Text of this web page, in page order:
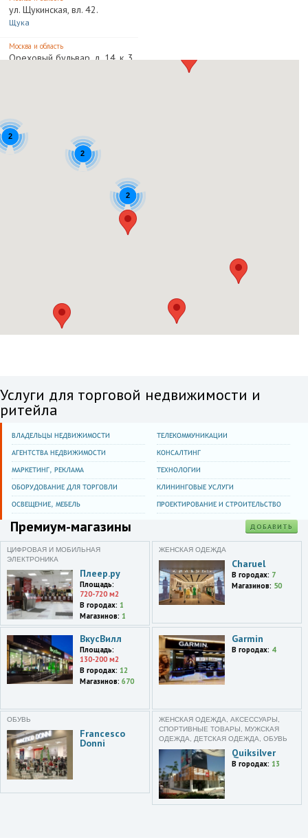
ул. Щукинская, вл. 42.
Щука
Москва и область
Ореховый бульвар, д. 14, к. 3.
МКАД
XL-3
Москва и область
Красногорск,Международная
14 км МКАД по внешней
Мега Белая Дача
Мега Химки
Сочи,микрорайон
Адлер,Демократическая
улица,52,ТЦ Новый век
82 rue d'Alésia
75014,Paris
2
2
2
Услуги для торговой недвижимости и
ритейла
ВЛАДЕЛЬЦЫ НЕДВИЖИМОСТИ ТЕЛЕКОММУНИКАЦИИ
АГЕНТСТВА НЕДВИЖИМОСТИ КОНСАЛТИНГ
МАРКЕТИНГ, РЕКЛАМА ТЕХНОЛОГИИ
ОБОРУДОВАНИЕ ДЛЯ ТОРГОВЛИ КЛИНИНГОВЫЕ УСЛУГИ
ОСВЕЩЕНИЕ, МЕБЕЛЬ ПРОЕКТИРОВАНИЕ И СТРОИТЕЛЬСТВО
ДОБАВИТЬ
Премиум-магазины
ЦИФРОВАЯ И МОБИЛЬНАЯ
ЭЛЕКТРОНИКА
Плеер.ру
Площадь:
720-720 м2
В городах: 1
Магазинов: 1
ЖЕНСКАЯ ОДЕЖДА
Charuel
В городах: 7
Магазинов: 50
ВкусВилл
Площадь:
130-200 м2
В городах: 12
Магазинов: 670
Garmin
В городах: 4
ОБУВЬ
Francesco
Donni
ЖЕНСКАЯ ОДЕЖДА, АКСЕССУАРЫ,
СПОРТИВНЫЕ ТОВАРЫ, МУЖСКАЯ
ОДЕЖДА, ДЕТСКАЯ ОДЕЖДА, ОБУВЬ
Quiksilver
В городах: 13